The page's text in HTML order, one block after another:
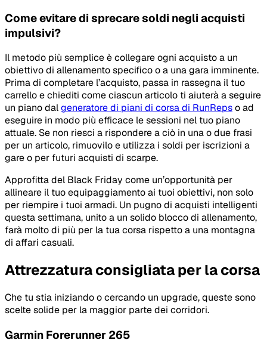
Come evitare di sprecare soldi negli acquisti
impulsivi?
Il metodo più semplice è collegare ogni acquisto a un
obiettivo di allenamento specifico o a una gara imminente.
Prima di completare l’acquisto, passa in rassegna il tuo
carrello e chiediti come ciascun articolo ti aiuterà a seguire
un piano dalgeneratore di piani di corsa di RunRepso ad
eseguire in modo più efficace le sessioni nel tuo piano
attuale. Se non riesci a rispondere a ciò in una o due frasi
per un articolo, rimuovilo e utilizza i soldi per iscrizioni a
gare o per futuri acquisti di scarpe.
Approfitta del Black Friday come un’opportunità per
allineare il tuo equipaggiamento ai tuoi obiettivi, non solo
per riempire i tuoi armadi. Un pugno di acquisti intelligenti
questa settimana, unito a un solido blocco di allenamento,
farà molto di più per la tua corsa rispetto a una montagna
di affari casuali.
Attrezzatura consigliata per la corsa
Che tu stia iniziando o cercando un upgrade, queste sono
scelte solide per la maggior parte dei corridori.
Garmin Forerunner 265